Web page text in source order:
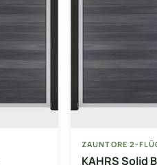
ZAUNTORE 2-
KAHRS Solid